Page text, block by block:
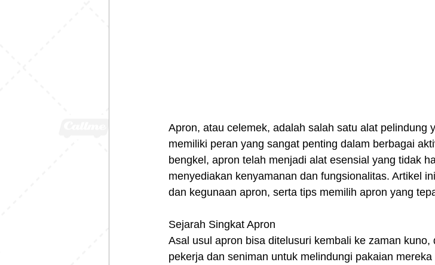
Apron, atau celemek, adalah salah satu alat pelindung
memiliki peran yang sangat penting dalam berbagai
bengkel, apron telah menjadi alat esensial yang tidak
menyediakan kenyamanan dan fungsionalitas. Artikel
dan kegunaan apron, serta tips memilih apron yang
Sejarah Singkat Apron
Asal usul apron bisa ditelusuri kembali ke zaman
pekerja dan seniman untuk melindungi pakaian